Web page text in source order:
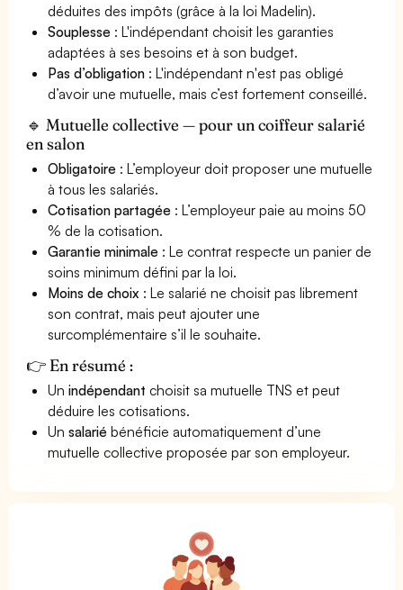
déduites des impôts (grâce à la loi Madelin).
Souplesse : L'indépendant choisit les garanties
adaptées à ses besoins et à son budget.
Pas d’obligation : L'indépendant n'est pas obligé
d’avoir une mutuelle, mais c’est fortement conseillé.
🔹 Mutuelle collective — pour un coiffeur salarié
en salon
Obligatoire : L’employeur doit proposer une mutuelle
à tous les salariés.
Cotisation partagée : L’employeur paie au moins 50
% de la cotisation.
Garantie minimale : Le contrat respecte un panier de
soins minimum défini par la loi.
Moins de choix : Le salarié ne choisit pas librement
son contrat, mais peut ajouter une
surcomplémentaire s’il le souhaite.
👉 En résumé :
Unindépendant choisit sa mutuelle TNS et peut
déduire les cotisations.
Unsalarié bénéficie automatiquement d’une
mutuelle collective proposée par son employeur.